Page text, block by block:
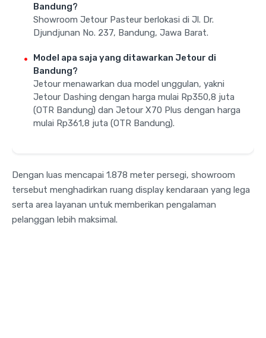
Bandung?
Showroom Jetour Pasteur berlokasi di Jl. Dr.
Djundjunan No. 237, Bandung, Jawa Barat.
Model apa saja yang ditawarkan Jetour di
Bandung?
Jetour menawarkan dua model unggulan, yakni
Jetour Dashing dengan harga mulai Rp350,8 juta
(OTR Bandung) dan Jetour X70 Plus dengan harga
mulai Rp361,8 juta (OTR Bandung).
Dengan luas mencapai 1.878 meter persegi, showroom
tersebut menghadirkan ruang display kendaraan yang lega
serta area layanan untuk memberikan pengalaman
pelanggan lebih maksimal.